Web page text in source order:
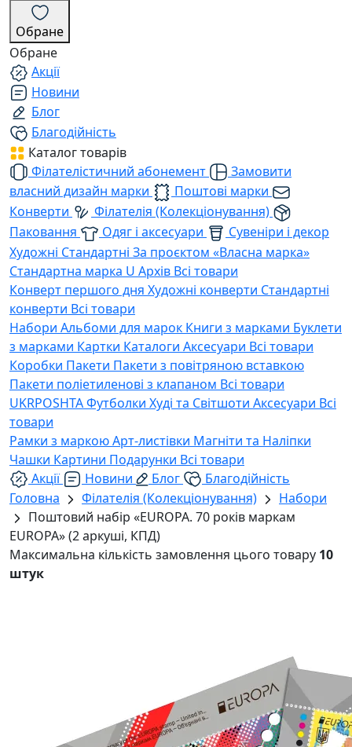
Обране
Обране
Акції
Новини
Блог
Благодійність
Каталог товарів
Філателістичний абонемент
Замовити
власний дизайн марки
Поштові марки
Конверти
Філателія (Колекціонування)
Паковання
Одяг і аксесуари
Сувеніри і декор
Художні Стандартні За проєктом «Власна марка»
Стандартна марка U Архів Всі товари
Конверт першого дня Художні конверти Стандартні
конверти Всі товари
Набори Альбоми для марок Книги з марками Буклети
з марками Картки Каталоги Аксесуари Всі товари
Коробки Пакети Пакети з повітряною вставкою
Пакети поліетиленові з клапаном Всі товари
UKRPOSHTAФутболки Худі та Світшоти Аксесуари Всі
товари
Рамки з маркоюАрт-листівки Магніти та Наліпки
Чашки Картини Подарунки Всі товари
Акції
Новини Блог
Благодійність
Головна
Філателія (Колекціонування)
Набори
Поштовий набір «EUROPA. 70 років маркам
EUROPA» (2 аркуші, КПД)
Максимальна кількість замовлення цього товару 10
штук